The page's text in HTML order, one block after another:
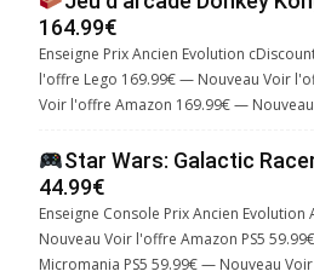
164.99€
Enseigne Prix Ancien Evolution
l'offre Lego 169.99€ — Nouveau Voir
Voir l'offre Amazon 169.99€ —
Star Wars: Galactic
44.99€
Enseigne Console Prix Ancien Evolution
Nouveau Voir l'offre Amazon PS5
Micromania PS5 59.99€ — Nouveau